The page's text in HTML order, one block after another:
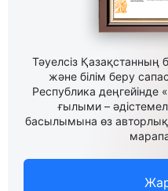
Тәуелсіз Қазақстанның
және білім беру
Республика деңгейінде
ғылыми –
басылымына өз